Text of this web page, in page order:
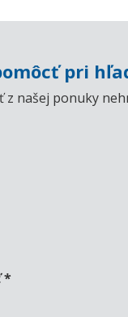
pri
z našej ponuky
*